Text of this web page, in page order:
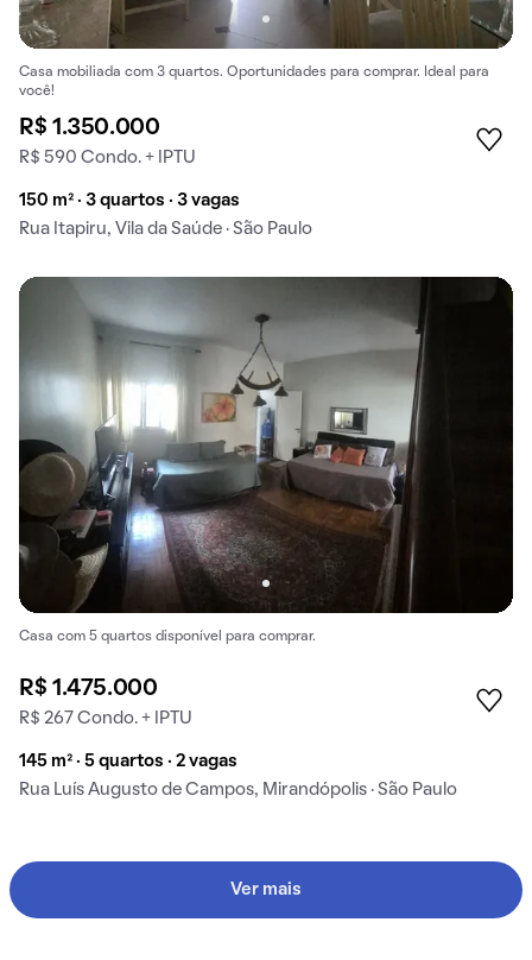
Casa mobiliada com 3 quartos. Oportunidades para comprar. Ideal para
você!
R$ 1.350.000
R$ 590 Condo. + IPTU
150 m² · 3 quartos · 3 vagas
Rua Itapiru, Vila da Saúde · São Paulo
Casa com 5 quartos disponível para comprar.
R$ 1.475.000
R$ 267 Condo. + IPTU
145 m² · 5 quartos · 2 vagas
Rua Luís Augusto de Campos, Mirandópolis · São Paulo
Ver mais